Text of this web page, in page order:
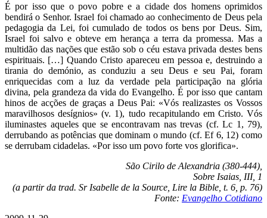
É por isso que o povo pobre e a cidade dos homens oprimidos
bendirá o Senhor. Israel foi chamado ao conhecimento de Deus pela
pedagogia da Lei, foi cumulado de todos os bens por Deus. Sim,
Israel foi salvo e obteve em herança a terra da promessa. Mas a
multidão das nações que estão sob o céu estava privada destes bens
espirituais. […] Quando Cristo apareceu em pessoa e, destruindo a
tirania do demónio, as conduziu a seu Deus e seu Pai, foram
enriquecidas com a luz da verdade pela participação na glória
divina, pela grandeza da vida do Evangelho. É por isso que cantam
hinos de acções de graças a Deus Pai: «Vós realizastes os Vossos
maravilhosos desígnios» (v. 1), tudo recapitulando em Cristo. Vós
iluminastes aqueles que se encontravam nas trevas (cf. Lc 1, 79),
derrubando as potências que dominam o mundo (cf. Ef 6, 12) como
se derrubam cidadelas. «Por isso um povo forte vos glorifica».
São Cirilo de Alexandria (380-444),
Sobre Isaias, III, 1
(a partir da trad. Sr Isabelle de la Source, Lire la Bible, t. 6, p. 76)
Fonte: Evangelho Cotidiano